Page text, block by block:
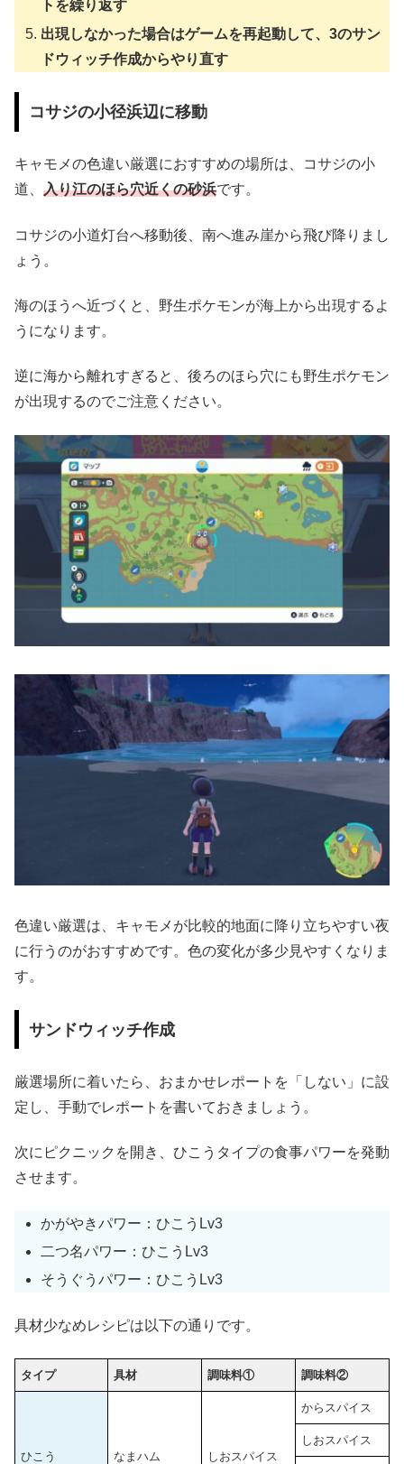
トを繰り返す
出現しなかった場合はゲームを再起動して、3のサン
ドウィッチ作成からやり直す
コサジの小径浜辺に移動
キャモメの色違い厳選におすすめの場所は、コサジの小
道、 入り江のほら穴近くの砂浜です。
コサジの小道灯台へ移動後、南へ進み崖から飛び降りまし
ょう。
海のほうへ近づくと、野生ポケモンが海上から出現するよ
うになります。
逆に海から離れすぎると、後ろのほら穴にも野生ポケモン
が出現するのでご注意ください。
色違い厳選は、キャモメが比較的地面に降り立ちやすい夜
に行うのがおすすめです。色の変化が多少見やすくなりま
す。
サンドウィッチ作成
厳選場所に着いたら、おまかせレポートを「しない」に設
定し、手動でレポートを書いておきましょう。
次にピクニックを開き、ひこうタイプの食事パワーを発動
させます。
かがやきパワー：ひこうLv3
二つ名パワー：ひこうLv3
そうぐうパワー：ひこうLv3
具材少なめレシピは以下の通りです。
タイプ 具材 調味料① 調味料②
ひこう なまハム しおスパイス
からスパイス
しおスパイス